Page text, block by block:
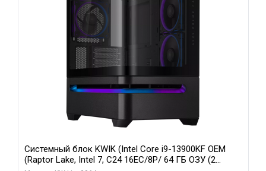
Системный блок KWIK (Intel Core i9-13900KF OEM
(Raptor Lake, Intel 7, C24 16EC/8P/ 64 ГБ ОЗУ (2